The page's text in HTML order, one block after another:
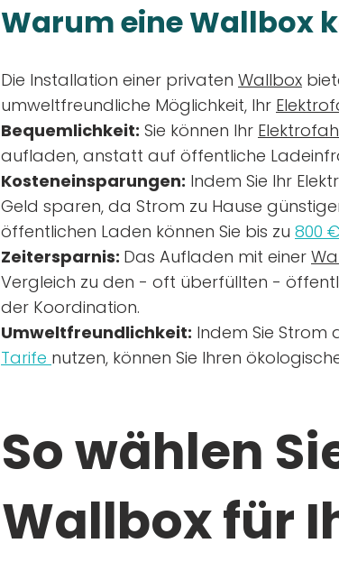
Warum eine Wallbox
Die Installation einer privaten Wallbox
umweltfreundliche Möglichkeit, Ihr
Bequemlichkeit: Sie können Ihr
aufladen, anstatt auf öffentliche
Kosteneinsparungen: Indem Sie Ihr
Geld sparen, da Strom zu Hause
öffentlichen Laden können Sie bis zu 800
Zeitersparnis: Das Aufladen mit einer
Vergleich zu den - oft überfüllten -
der Koordination.
Umweltfreundlichkeit: Indem Sie Strom
Tarife nutzen, können Sie Ihren
So wählen
Wallbox für